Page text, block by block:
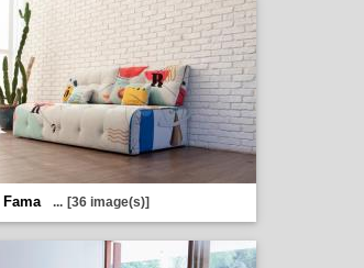
Fama ... [36 image(s)]